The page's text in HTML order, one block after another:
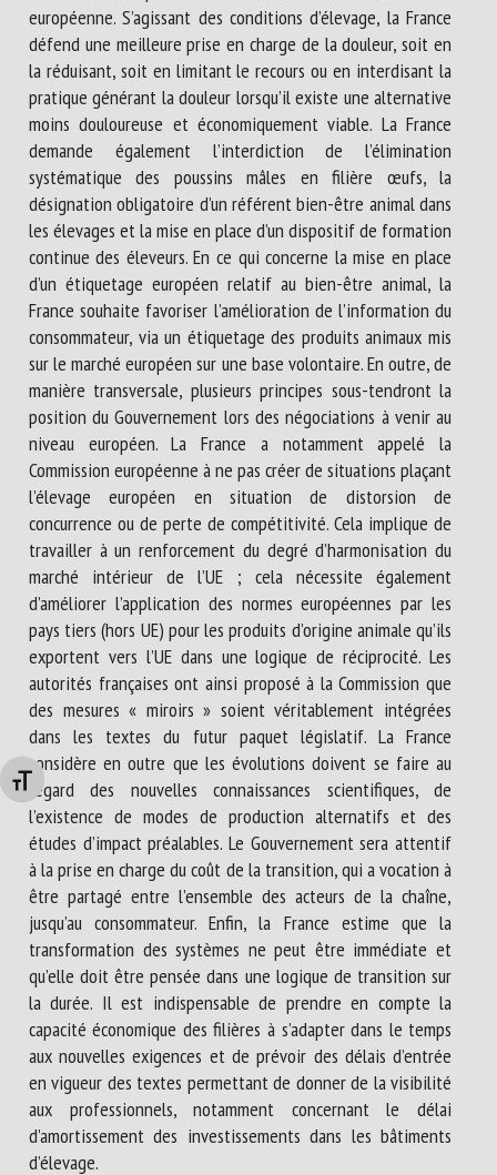
Changer la taille de la police
européenne. S’agissant des conditions d’élevage, la France
défend une meilleure prise en charge de la douleur, soit en
la réduisant, soit en limitant le recours ou en interdisant la
pratique générant la douleur lorsqu’il existe une alternative
moins douloureuse et économiquement viable. La France
demande également l’interdiction de l’élimination
systématique des poussins mâles en filière œufs, la
désignation obligatoire d’un référent bien-être animal dans
les élevages et la mise en place d’un dispositif de formation
continue des éleveurs. En ce qui concerne la mise en place
d’un étiquetage européen relatif au bien-être animal, la
France souhaite favoriser l’amélioration de l’information du
consommateur, via un étiquetage des produits animaux mis
sur le marché européen sur une base volontaire. En outre, de
manière transversale, plusieurs principes sous-tendront la
position du Gouvernement lors des négociations à venir au
niveau européen. La France a notamment appelé la
Commission européenne à ne pas créer de situations plaçant
l’élevage européen en situation de distorsion de
concurrence ou de perte de compétitivité. Cela implique de
travailler à un renforcement du degré d’harmonisation du
marché intérieur de l’UE ; cela nécessite également
d’améliorer l’application des normes européennes par les
pays tiers (hors UE) pour les produits d’origine animale qu’ils
exportent vers l’UE dans une logique de réciprocité. Les
autorités françaises ont ainsi proposé à la Commission que
des mesures « miroirs » soient véritablement intégrées
dans les textes du futur paquet législatif. La France
considère en outre que les évolutions doivent se faire au
regard des nouvelles connaissances scientifiques, de
l’existence de modes de production alternatifs et des
études d’impact préalables. Le Gouvernement sera attentif
à la prise en charge du coût de la transition, qui a vocation à
être partagé entre l’ensemble des acteurs de la chaîne,
jusqu’au consommateur. Enfin, la France estime que la
transformation des systèmes ne peut être immédiate et
qu’elle doit être pensée dans une logique de transition sur
la durée. Il est indispensable de prendre en compte la
capacité économique des filières à s’adapter dans le temps
aux nouvelles exigences et de prévoir des délais d’entrée
en vigueur des textes permettant de donner de la visibilité
aux professionnels, notamment concernant le délai
d’amortissement des investissements dans les bâtiments
d’élevage.